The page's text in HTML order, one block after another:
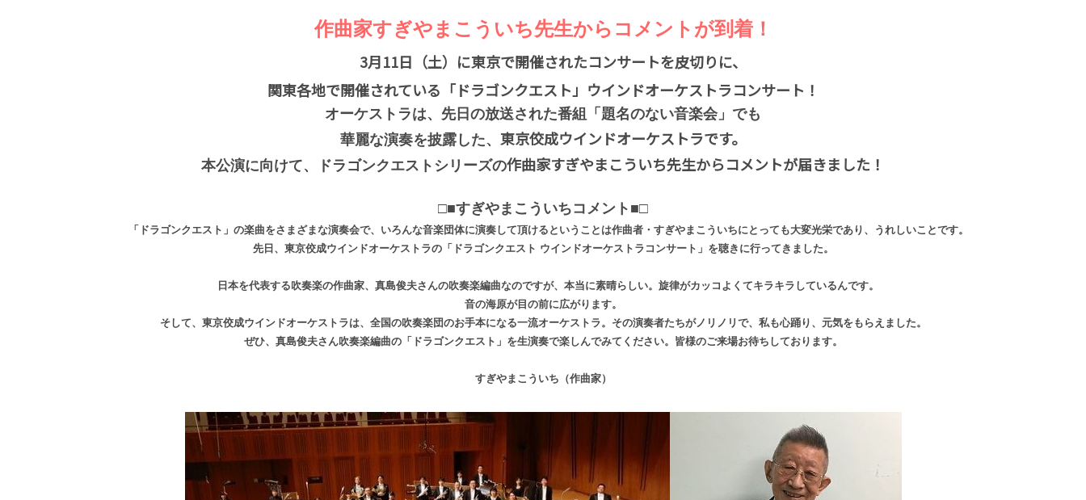
作曲家すぎやまこういち先生からコメントが到着！
3月11日（土）に東京で開催されたコンサートを皮切りに、
関東各地で開催されている「ドラゴンクエスト」ウインドオーケストラコンサート！
オーケストラは、先日の放送された番組「題名のない音楽会」でも
華麗な演奏を披露した、 東京佼成ウインドオーケストラです。
本公演に向けて、ドラゴンクエストシリーズの作曲家すぎやまこういち先生からコメントが届きました！
□■すぎやまこういちコメント■□
「ドラゴンクエスト」の楽曲をさまざまな演奏会で、いろんな音楽団体に演奏して頂けるということは作曲者・すぎやまこういちにとっても大変光栄であり、うれしいことです。
先日、東京佼成ウインドオーケストラの「ドラゴンクエスト ウインドオーケストラコンサート」を聴きに行ってきました。
日本を代表する吹奏楽の作曲家、真島俊夫さんの吹奏楽編曲なのですが、本当に素晴らしい。旋律がカッコよくてキラキラしているんです。
音の海原が目の前に広がります。
そして、東京佼成ウインドオーケストラは、全国の吹奏楽団のお手本になる一流オーケストラ。その演奏者たちがノリノリで、私も心踊り、元気をもらえました。
ぜひ、真島俊夫さん吹奏楽編曲の「ドラゴンクエスト」を生演奏で楽しんでみてください。皆様のご来場お待ちしております。
すぎやまこういち（作曲家）